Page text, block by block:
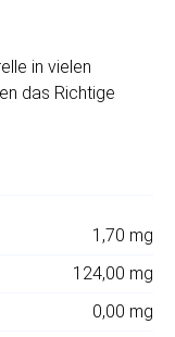
in vielen
das Richtige
1,70 mg
124,00 mg
0,00 mg